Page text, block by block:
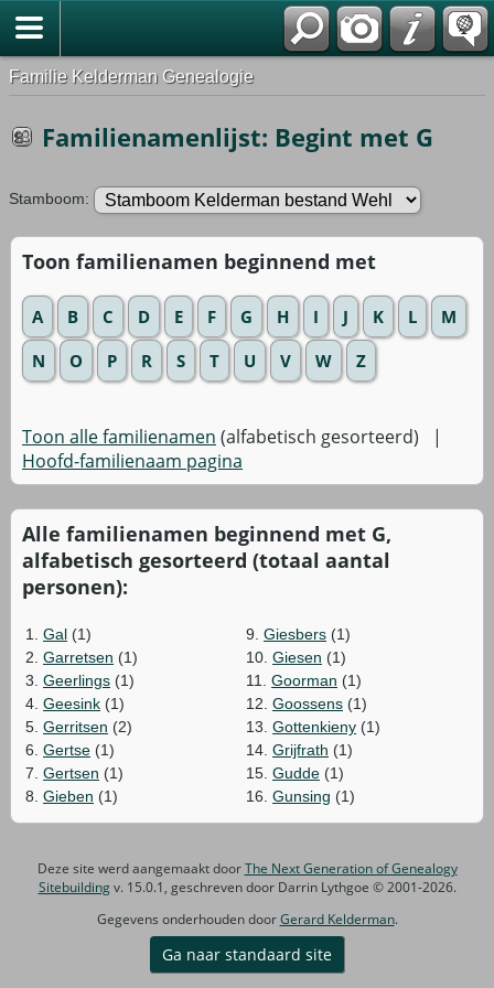
Familie Kelderman Genealogie
Familienamenlijst: Begint met G
Stamboom:
Toon familienamen beginnend met
A B C D E F G H I J K L
M
N
O P R S T U V W Z
Toon alle familienamen (alfabetisch gesorteerd) |
Hoofd-familienaam pagina
Alle familienamen beginnend met G,
alfabetisch gesorteerd (totaal aantal
personen):
1. Gal (1)
2. Garretsen (1)
3. Geerlings (1)
4. Geesink (1)
5. Gerritsen (2)
6. Gertse (1)
7. Gertsen (1)
8. Gieben (1)
9. Giesbers (1)
10. Giesen (1)
11. Goorman (1)
12. Goossens (1)
13. Gottenkieny (1)
14. Grijfrath (1)
15. Gudde (1)
16. Gunsing (1)
Deze site werd aangemaakt doorThe Next Generation of Genealogy
Sitebuildingv. 15.0.1, geschreven door Darrin Lythgoe © 2001-2026.
Gegevens onderhouden doorGerard Kelderman.
Ga naar standaard site